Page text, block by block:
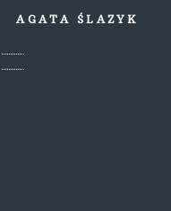
AGATA ŚLAZYK